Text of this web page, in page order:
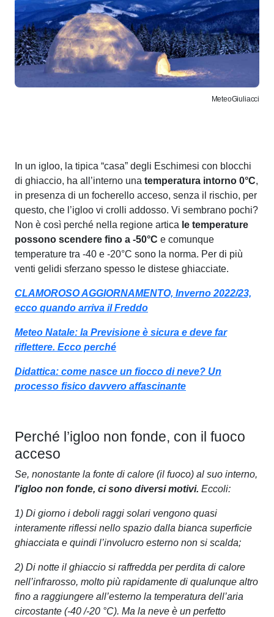
MeteoGiuliacci
In un igloo, la tipica “casa” degli Eschimesi con blocchi
di ghiaccio, ha all’interno una temperatura intorno 0°C,
in presenza di un focherello acceso, senza il rischio, per
questo, che l’igloo vi crolli addosso. Vi sembrano pochi?
Non è così perché nella regione artica le temperature
possono scendere fino a -50°C e comunque
temperature tra -40 e -20°C sono la norma. Per di più
venti gelidi sferzano spesso le distese ghiacciate.
CLAMOROSO AGGIORNAMENTO, Inverno 2022/23,
ecco quando arriva il Freddo
Meteo Natale: la Previsione è sicura e deve far
riflettere. Ecco perché
Didattica: come nasce un fiocco di neve? Un
processo fisico davvero affascinante
Perché l’igloo non fonde, con il fuoco
acceso
Se, nonostante la fonte di calore (il fuoco) al suo interno,
l'igloo non fonde, ci sono diversi motivi. Eccoli:
1) Di giorno i deboli raggi solari vengono quasi
interamente riflessi nello spazio dalla bianca superficie
ghiacciata e quindi l’involucro esterno non si scalda;
2) Di notte il ghiaccio si raffredda per perdita di calore
nell’infrarosso, molto più rapidamente di qualunque altro
fino a raggiungere all’esterno la temperatura dell’aria
circostante (-40 /-20 °C). Ma la neve è un perfetto